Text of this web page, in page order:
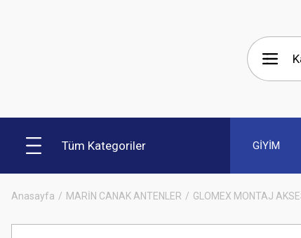
Tüm Kategoriler GİYİM
Anasayfa MARİN CANAK ANTENLER GLOMEX MONTAJ